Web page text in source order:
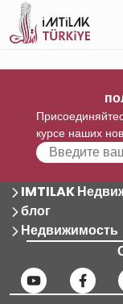
курсе наших
IMTILAK
блог
Недвижимость